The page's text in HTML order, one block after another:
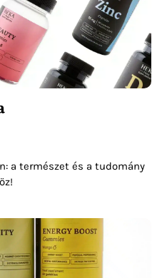
a természet és a tudomány